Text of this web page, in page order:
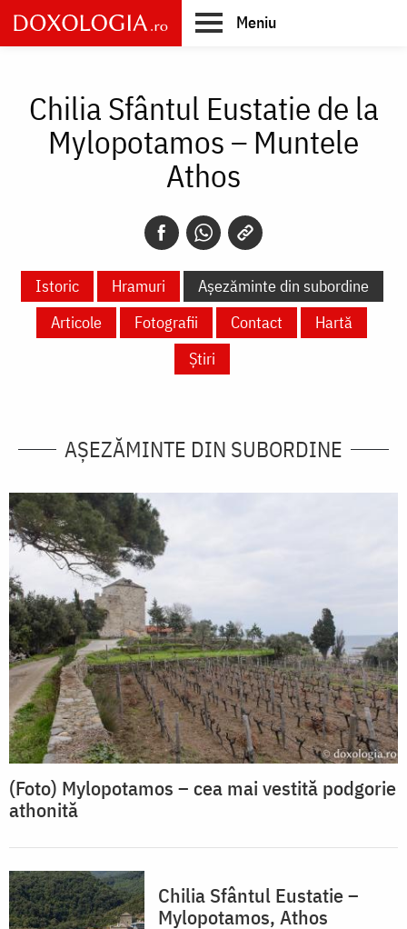
Skip
to
main
Meniu
Chilia Sfântul Eustatie de la
Mylopotamos – Muntele
Athos
Istoric Hramuri
Așezăminte din subordine
Articole
Fotografii Contact
Hartă
Știri
AȘEZĂMINTE DIN SUBORDINE
(Foto) Mylopotamos – cea mai vestită podgorie
athonită
Chilia Sfântul Eustatie –
Mylopotamos, Athos